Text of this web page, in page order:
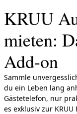
KRUU
mieten:
Add-on
Sammle
du ein Leben lang
Gästetelefon, nur
es exklusiv zur